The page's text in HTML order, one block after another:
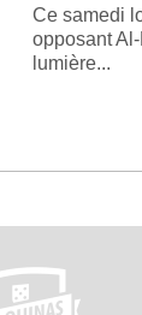
Ce samedi
opposant
lumière...